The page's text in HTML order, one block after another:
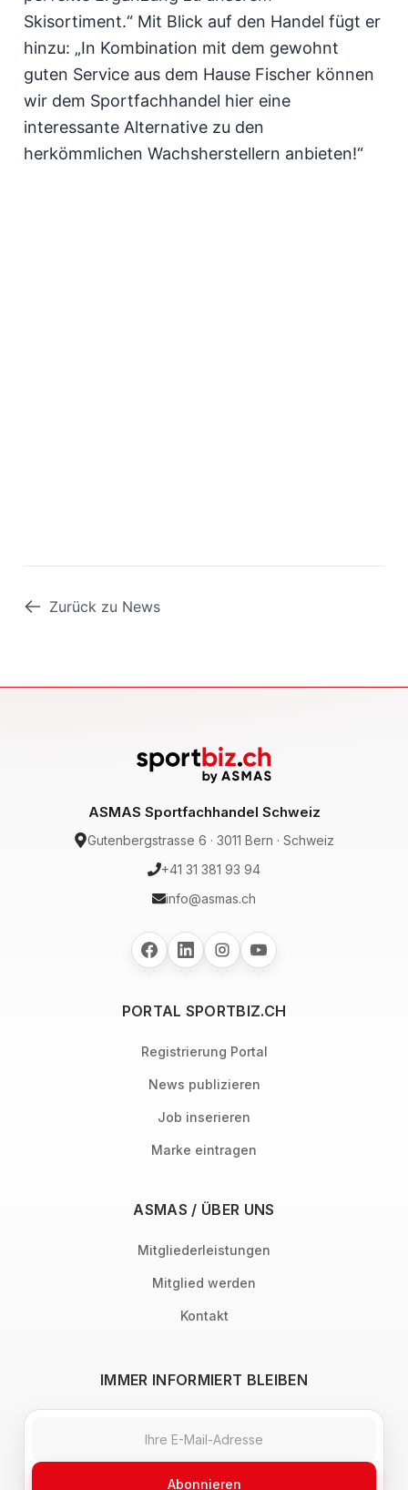
Skisortiment.“ Mit Blick auf den Handel fügt er
hinzu: „In Kombination mit dem gewohnt
guten Service aus dem Hause Fischer können
wir dem Sportfachhandel hier eine
interessante Alternative zu den
herkömmlichen Wachsherstellern anbieten!“
Zurück zu News
ASMAS Sportfachhandel Schweiz
Gutenbergstrasse 6 · 3011 Bern · Schweiz
+41 31 381 93 94
info@asmas.ch
PORTAL SPORTBIZ.CH
Registrierung Portal
News publizieren
Job inserieren
Marke eintragen
ASMAS / ÜBER UNS
Mitgliederleistungen
Mitglied werden
Kontakt
IMMER INFORMIERT BLEIBEN
Abonnieren